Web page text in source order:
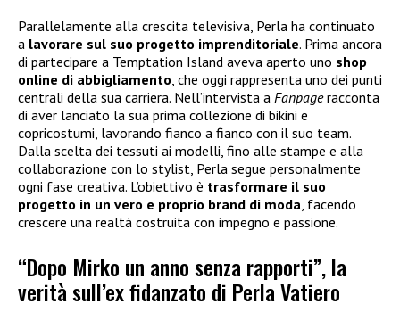
Parallelamente alla crescita televisiva, Perla ha continuato
a lavorare sul suo progetto imprenditoriale. Prima ancora
di partecipare a Temptation Island aveva aperto uno shop
online di abbigliamento , che oggi rappresenta uno dei punti
centrali della sua carriera. Nell’intervista a Fanpageracconta
di aver lanciato la sua prima collezione di bikini e
copricostumi, lavorando fianco a fianco con il suo team.
Dalla scelta dei tessuti ai modelli, fino alle stampe e alla
collaborazione con lo stylist, Perla segue personalmente
ogni fase creativa. L’obiettivo è trasformare il suo
progetto in un vero e proprio brand di moda , facendo
crescere una realtà costruita con impegno e passione.
“Dopo Mirko un anno senza rapporti”, la
verità sull’ex fidanzato di Perla Vatiero